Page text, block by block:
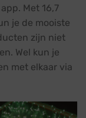
Met 16,7
je de mooiste
zijn niet
Wel kun je
met elkaar via